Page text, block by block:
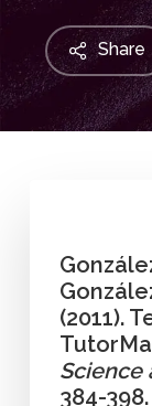
Share
(2011).
Science
384-398.